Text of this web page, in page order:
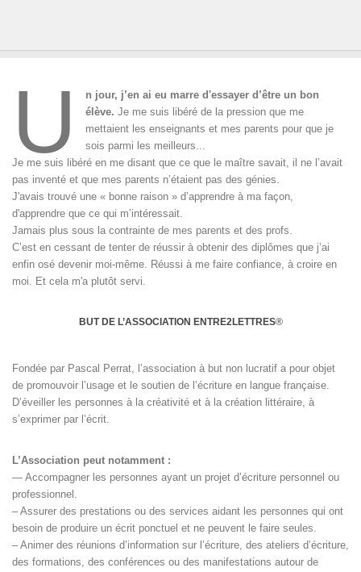
U
n jour, j’en ai eu marre d'essayer d’être un bon
élève.Je me suis libéré de la pression que me
mettaient les enseignants et mes parents pour que je
sois parmi les meilleurs...
Je me suis libéré en me disant que ce que le maître savait, il ne l’avait
pas inventé et que mes parents n’étaient pas des génies.
J'avais trouvé une « bonne raison » d’apprendre à ma façon,
d'apprendre que ce qui m’intéressait.
Jamais plus sous la contrainte de mes parents et des profs.
C’est en cessant de tenter de réussir à obtenir des diplômes que j’ai
enfin osé devenir moi-même. Réussi à me faire confiance, à croire en
moi. Et cela m'a plutôt servi.
BUT DE L’ASSOCIATION ENTRE2LETTRES®
Fondée par Pascal Perrat, l’association à but non lucratif a pour objet
de promouvoir l’usage et le soutien de l’écriture en langue française.
D’éveiller les personnes à la créativité et à la création littéraire, à
s’exprimer par l’écrit.
L’Association peut notamment :
— Accompagner les personnes ayant un projet d’écriture personnel ou
professionnel.
– Assurer des prestations ou des services aidant les personnes qui ont
besoin de produire un écrit ponctuel et ne peuvent le faire seules.
– Animer des réunions d’information sur l’écriture, des ateliers d’écriture,
des formations, des conférences ou des manifestations autour de